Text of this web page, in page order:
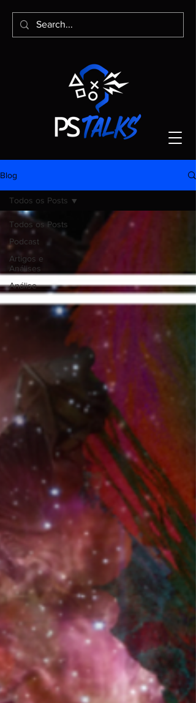
Blog
Todos os Posts
Podcast
Artigos e
Análises
Análise
Todos os Posts